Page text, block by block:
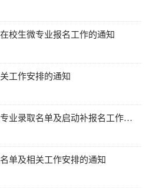
校生微专业报名工作的通知
工作安排的通知
关于公布2026年秋季学期微专业录取名单及启动补报名工作的通知
单及相关工作安排的通知